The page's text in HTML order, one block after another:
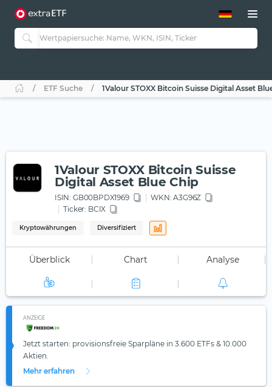
ETF-Guide 2.0
Guide Aktive ETFs
ETF-Sparpläne
ETF Suche 1Valour STOXX Bitcoin Suisse Digital Asset
1Valour STOXX Bitcoin Suisse
Digital Asset Blue Chip
ISIN: GB00BPDX1969 WKN: A3G96Z
Ticker: BCIX
Kryptowährungen Diversifiziert
Überblick Chart Analyse
ANZEIGE
Jetzt starten: provisionsfreie Sparpläne in 3.600 ETFs & 10.000
Aktien.
Mehr erfahren